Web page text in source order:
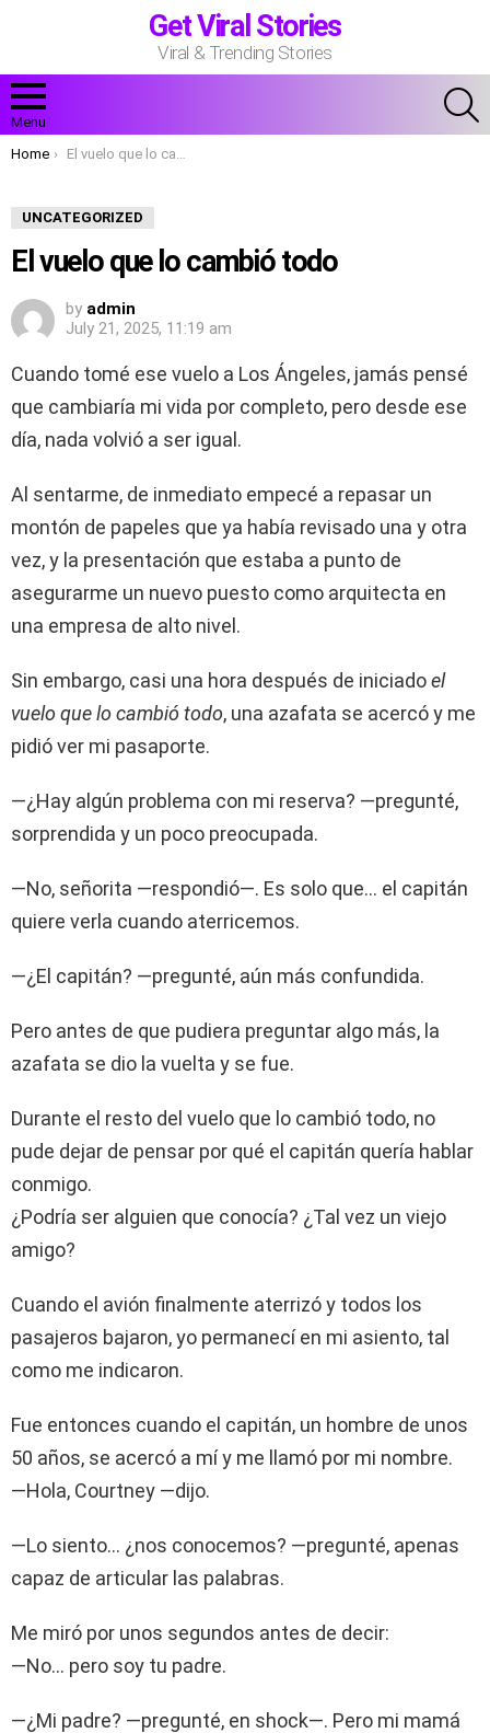
Get Viral Stories
Viral & Trending Stories
Menu
You are here:
Home El vuelo que lo cambió todo
UNCATEGORIZED
El vuelo que lo cambió todo
by admin
July 21, 2025, 11:19 am
Cuando tomé ese vuelo a Los Ángeles, jamás pensé
que cambiaría mi vida por completo, pero desde ese
día, nada volvió a ser igual.
Al sentarme, de inmediato empecé a repasar un
montón de papeles que ya había revisado una y otra
vez, y la presentación que estaba a punto de
asegurarme un nuevo puesto como arquitecta en
una empresa de alto nivel.
Sin embargo, casi una hora después de iniciadoel
vuelo que lo cambió todo, una azafata se acercó y me
pidió ver mi pasaporte.
—¿Hay algún problema con mi reserva? —pregunté,
sorprendida y un poco preocupada.
—No, señorita —respondió—. Es solo que… el capitán
quiere verla cuando aterricemos.
—¿El capitán? —pregunté, aún más confundida.
Pero antes de que pudiera preguntar algo más, la
azafata se dio la vuelta y se fue.
Durante el resto del vuelo que lo cambió todo, no
pude dejar de pensar por qué el capitán quería hablar
conmigo.
¿Podría ser alguien que conocía? ¿Tal vez un viejo
amigo?
Cuando el avión finalmente aterrizó y todos los
pasajeros bajaron, yo permanecí en mi asiento, tal
como me indicaron.
Fue entonces cuando el capitán, un hombre de unos
50 años, se acercó a mí y me llamó por mi nombre.
—Hola, Courtney —dijo.
—Lo siento… ¿nos conocemos? —pregunté, apenas
capaz de articular las palabras.
Me miró por unos segundos antes de decir:
—No… pero soy tu padre.
—¿Mi padre? —pregunté, en shock—. Pero mi mamá